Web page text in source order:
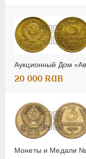
Аукционный Дом
20 000 RUB
Монеты и Медали